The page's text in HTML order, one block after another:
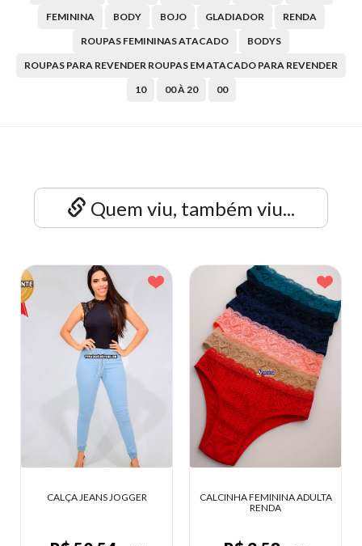
FEMININA
BODY BOJO GLADIADOR
RENDA
ROUPAS FEMININAS ATACADO
BODYS
ROUPAS PARA REVENDER ROUPAS EM ATACADO PARA REVENDER
10
00 À 20 00
Quem viu, também viu...
CALCINHA FEMININA ADULTA
CONJUNTO FITNESS FEMININO
PRETO